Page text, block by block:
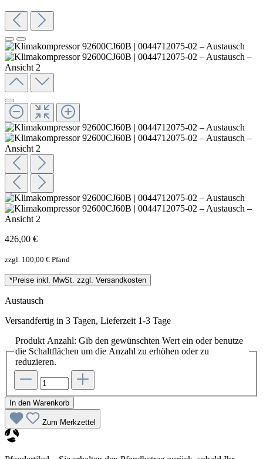
426,00 €
zzgl. 100,00 € Pfand
*Preise inkl. MwSt. zzgl. Versandkosten
Austausch
Versandfertig in 3 Tagen, Lieferzeit 1-3 Tage
Produkt Anzahl: Gib den gewünschten Wert ein oder benutze
die Schaltflächen um die Anzahl zu erhöhen oder zu
reduzieren.
In den Warenkorb
Zum Merkzettel